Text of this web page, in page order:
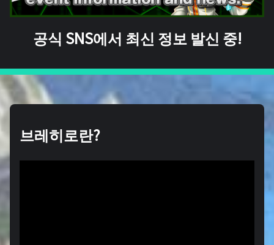
공식 SNS에서 최신 정보 발신 중!
브레히로란?